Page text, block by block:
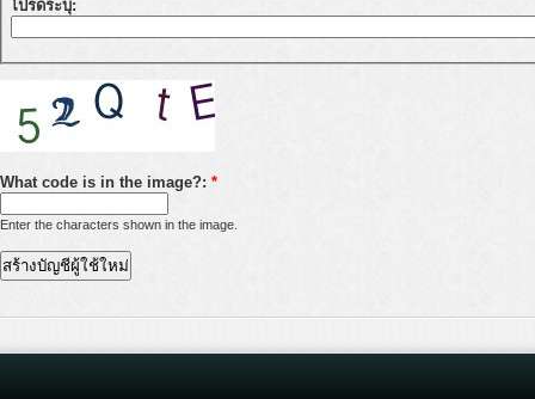
โปรดระบุ:
What code is in the image?: *
Enter the characters shown in the image.